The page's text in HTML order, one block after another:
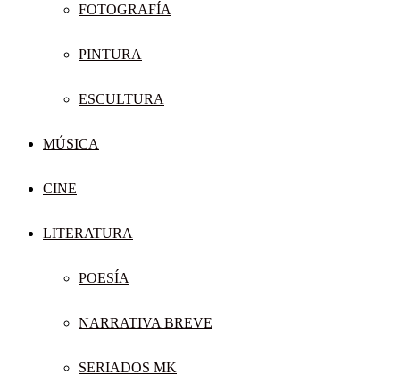
FOTOGRAFÍA
PINTURA
ESCULTURA
MÚSICA
CINE
LITERATURA
POESÍA
NARRATIVA BREVE
SERIADOS MK